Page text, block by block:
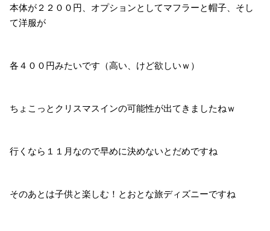
本体が２２００円、オプションとしてマフラーと帽子、そし
て洋服が
各４００円みたいです（高い、けど欲しいｗ）
ちょこっとクリスマスインの可能性が出てきましたねｗ
行くなら１１月なので早めに決めないとだめですね
そのあとは子供と楽しむ！とおとな旅ディズニーですね